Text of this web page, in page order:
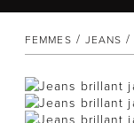
FEMMES JEANS